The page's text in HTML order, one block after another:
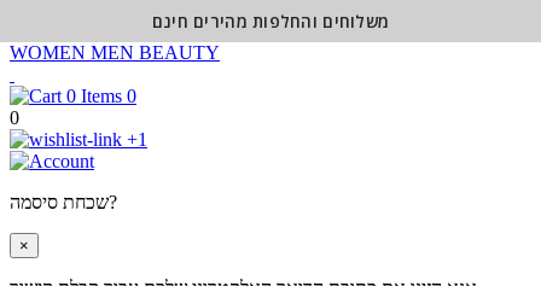
WOMEN MEN BEAUTY
0
0
+1
שכחת סיסמה?
×
משלוחים והחלפות מהירים חינם